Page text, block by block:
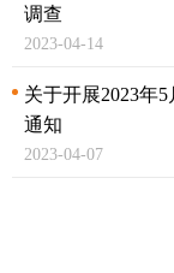
调查
2023-04-14
关于开展2023年
通知
2023-04-07